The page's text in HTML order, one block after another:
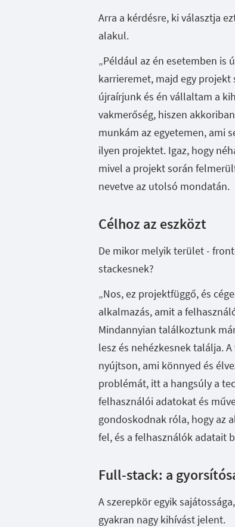
Arra a kérdésre, ki választja
alakul.
„Például az én esetemben is
karrieremet, majd egy
újraírjunk és én vállaltam a
vakmerőség, hiszen
munkám az egyetemen, ami
ilyen projektet. Igaz, hogy
mivel a projekt során
nevetve az utolsó mondatán.
Célhoz az eszközt
De mikor melyik terület -
stackesnek?
„Nos, ez projektfüggő, és
alkalmazás, amit a
Mindannyian találkoztunk
lesz és nehézkesnek találja.
nyújtson, ami könnyed és
problémát, itt a hangsúly a
felhasználói adatokat és
gondoskodnak róla, hogy az
fel, és a felhasználók adatait
Full-stack: a
A szerepkör egyik
gyakran nagy kihívást jelent.